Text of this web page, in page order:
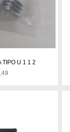
TIPO U 1 1 2